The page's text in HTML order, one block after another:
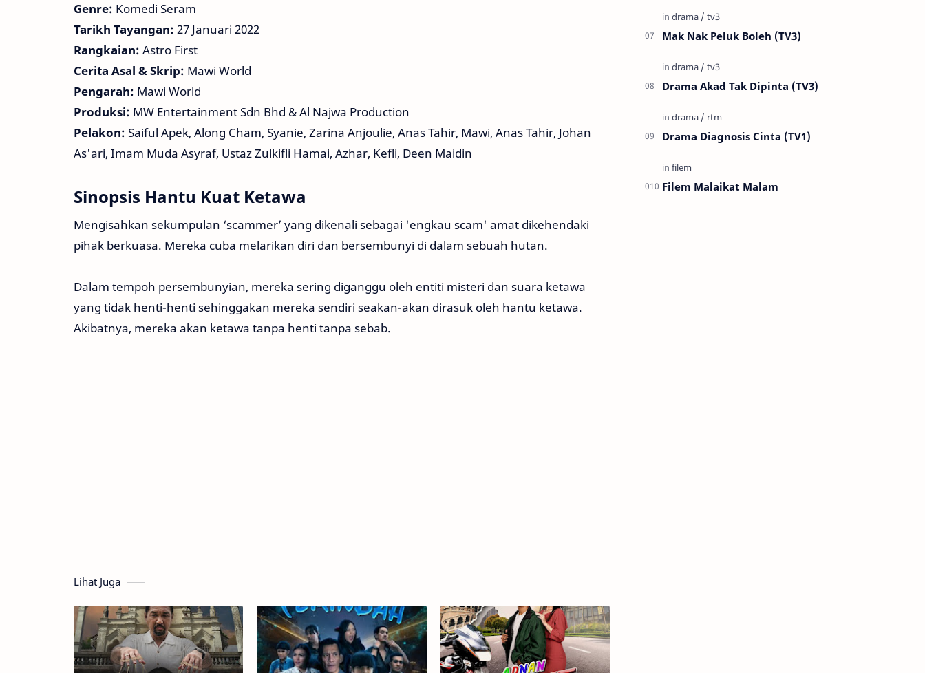
Genre: Komedi Seram
Tarikh Tayangan: 27 Januari 2022
Rangkaian: Astro First
Cerita Asal & Skrip: Mawi World
Pengarah: Mawi World
Produksi: MW Entertainment Sdn Bhd & Al Najwa Production
Pelakon: Saiful Apek, Along Cham, Syanie, Zarina Anjoulie, Anas Tahir, Mawi, Anas Tahir, Johan
As'ari, Imam Muda Asyraf, Ustaz Zulkifli Hamai, Azhar, Kefli, Deen Maidin
Sinopsis Hantu Kuat Ketawa
Mengisahkan sekumpulan ‘scammer’ yang dikenali sebagai 'engkau scam' amat dikehendaki
pihak berkuasa. Mereka cuba melarikan diri dan bersembunyi di dalam sebuah hutan.
Dalam tempoh persembunyian, mereka sering diganggu oleh entiti misteri dan suara ketawa
yang tidak henti-henti sehinggakan mereka sendiri seakan-akan dirasuk oleh hantu ketawa.
Akibatnya, mereka akan ketawa tanpa henti tanpa sebab.
Lihat Juga
Mak Nak Peluk Boleh (TV3)
Drama Akad Tak Dipinta (TV3)
Drama Diagnosis Cinta (TV1)
Filem Malaikat Malam